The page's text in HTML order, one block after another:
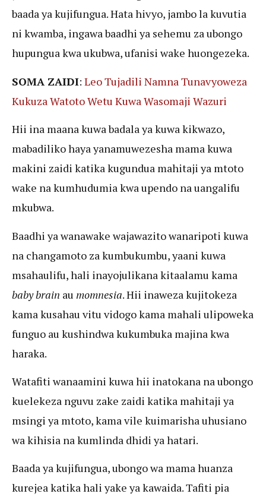
baada ya kujifungua. Hata hivyo, jambo la kuvutia
ni kwamba, ingawa baadhi ya sehemu za ubongo
hupungua kwa ukubwa, ufanisi wake huongezeka.
SOMA ZAIDI: Leo Tujadili Namna Tunavyoweza
Kukuza Watoto Wetu Kuwa Wasomaji Wazuri
Hii ina maana kuwa badala ya kuwa kikwazo,
mabadiliko haya yanamuwezesha mama kuwa
makini zaidi katika kugundua mahitaji ya mtoto
wake na kumhudumia kwa upendo na uangalifu
mkubwa.
Baadhi ya wanawake wajawazito wanaripoti kuwa
na changamoto za kumbukumbu, yaani kuwa
msahaulifu, hali inayojulikana kitaalamu kama
baby brain au momnesia. Hii inaweza kujitokeza
kama kusahau vitu vidogo kama mahali ulipoweka
funguo au kushindwa kukumbuka majina kwa
haraka.
Watafiti wanaamini kuwa hii inatokana na ubongo
kuelekeza nguvu zake zaidi katika mahitaji ya
msingi ya mtoto, kama vile kuimarisha uhusiano
wa kihisia na kumlinda dhidi ya hatari.
Baada ya kujifungua, ubongo wa mama huanza
kurejea katika hali yake ya kawaida. Tafiti pia